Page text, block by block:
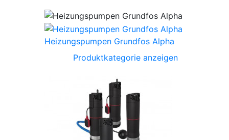
Heizungspumpen Grundfos Alpha
Produktkategorie anzeigen